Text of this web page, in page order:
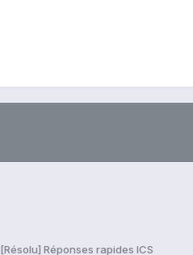
[Résolu] Réponses rapides ICS